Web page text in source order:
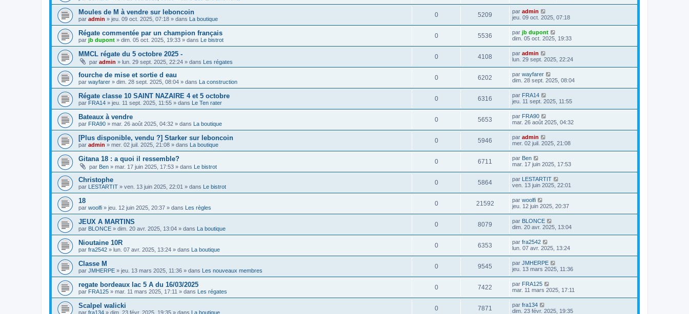
Moules de M à vendre sur leboncoin
par admin » jeu. 09 oct. 2025, 07:18 » dans La boutique
0 5209 par admin
jeu. 09 oct. 2025, 07:18
Régate commentée par un champion français
par jb dupont » dim. 05 oct. 2025, 19:33 » dans Le bistrot
0 5536 par jb dupont
dim. 05 oct. 2025, 19:33
MMCL régate du 5 octobre 2025 -
par admin » lun. 29 sept. 2025, 22:24 » dans Les régates
0 4108 par admin
lun. 29 sept. 2025, 22:24
fourche de mise et sortie d eau
par wayfarer » dim. 28 sept. 2025, 08:04 » dans La construction
0 6202 par wayfarer
dim. 28 sept. 2025, 08:04
Régate classe 10 SAINT NAZAIRE 4 et 5 octobre
par FRA14 » jeu. 11 sept. 2025, 11:55 » dans Le Ten rater
0 6316 par FRA14
jeu. 11 sept. 2025, 11:55
Bateaux à vendre
par FRA90 » mar. 26 août 2025, 04:32 » dans La boutique
0 5653 par FRA90
mar. 26 août 2025, 04:32
[Plus disponible, vendu ?] Starker sur leboncoin
par admin » mer. 02 juil. 2025, 21:08 » dans La boutique
0 5946 par admin
mer. 02 juil. 2025, 21:08
Gitana 18 : a quoi il ressemble?
par Ben » mar. 17 juin 2025, 17:53 » dans Le bistrot
0 6711 par Ben
mar. 17 juin 2025, 17:53
Christophe
par LESTARTIT » ven. 13 juin 2025, 22:01 » dans Le bistrot
0 5864 par LESTARTIT
ven. 13 juin 2025, 22:01
18
par woolfi » jeu. 12 juin 2025, 20:37 » dans Les règles
0 21592 par woolfi
jeu. 12 juin 2025, 20:37
JEUX A MARTINS
par BLONCE » dim. 20 avr. 2025, 13:04 » dans La boutique
0 8079 par BLONCE
dim. 20 avr. 2025, 13:04
Nioutaine 10R
par fra2542 » lun. 07 avr. 2025, 13:24 » dans La boutique
0 6353 par fra2542
lun. 07 avr. 2025, 13:24
Classe M
par JMHERPE » jeu. 13 mars 2025, 11:36 » dans Les nouveaux membres
0 9545 par JMHERPE
jeu. 13 mars 2025, 11:36
regate bordeaux lac 5 A du 16/03/2025
par FRA125 » mar. 11 mars 2025, 17:11 » dans Les régates
0 7422 par FRA125
mar. 11 mars 2025, 17:11
Scalpel walicki
par fra134 » dim. 23 févr. 2025, 19:35 » dans La boutique
0 7871 par fra134
dim. 23 févr. 2025, 19:35